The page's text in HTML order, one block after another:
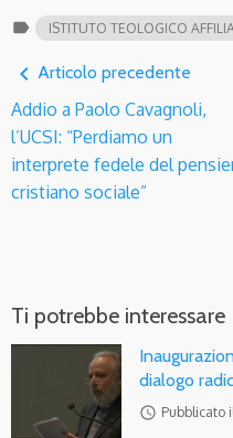
label ISTITUTO TEOLOGICO
navigate_before Articolo precedente
Addio a Paolo Cavagnoli,
l’UCSI: “Perdiamo un
interprete fedele del
cristiano sociale”
Ti potrebbe interessare
dialogo
access_time Pubblicato